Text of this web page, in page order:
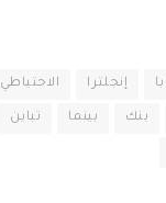
إنجلترا الاحتياطي
بنك بينما تباين